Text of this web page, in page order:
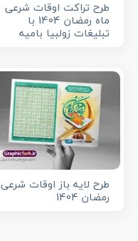
طرح تراکت اوقات شرعی
ماه رمضان 1404 با
تبلیغات زولبیا بامیه
طرح لایه باز اوقات شرعی
رمضان 1404